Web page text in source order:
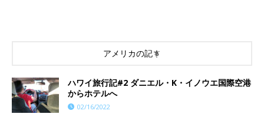
アメリカの記事
ハワイ旅行記#2 ダニエル・K・イノウエ国際空港
からホテルへ
02/16/2022